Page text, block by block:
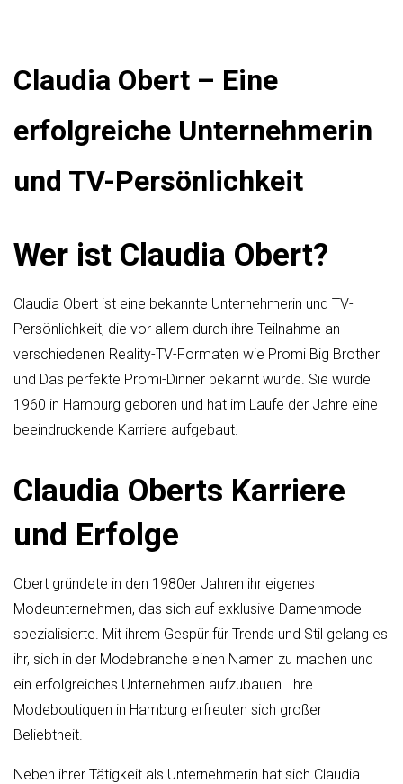
Claudia Obert – Eine
erfolgreiche Unternehmerin
und TV-Persönlichkeit
Wer ist Claudia Obert?
Claudia Obert ist eine bekannte Unternehmerin und TV-
Persönlichkeit, die vor allem durch ihre Teilnahme an
verschiedenen Reality-TV-Formaten wie Promi Big Brother
und Das perfekte Promi-Dinner bekannt wurde. Sie wurde
1960 in Hamburg geboren und hat im Laufe der Jahre eine
beeindruckende Karriere aufgebaut.
Claudia Oberts Karriere
und Erfolge
Obert gründete in den 1980er Jahren ihr eigenes
Modeunternehmen, das sich auf exklusive Damenmode
spezialisierte. Mit ihrem Gespür für Trends und Stil gelang es
ihr, sich in der Modebranche einen Namen zu machen und
ein erfolgreiches Unternehmen aufzubauen. Ihre
Modeboutiquen in Hamburg erfreuten sich großer
Beliebtheit.
Neben ihrer Tätigkeit als Unternehmerin hat sich Claudia